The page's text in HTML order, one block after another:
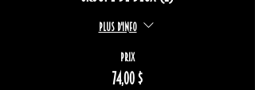
Plus d'info
Prix
74,00 $